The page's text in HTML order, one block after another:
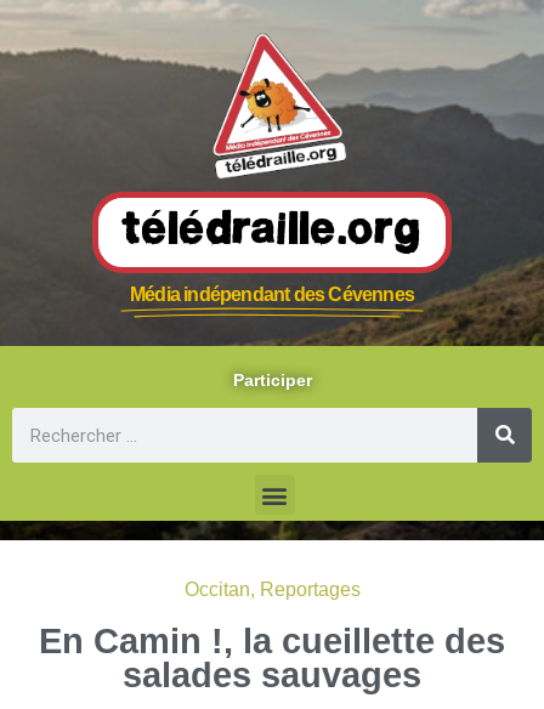
Télédraille.org
Média indépendant des Cévennes
Participer
Occitan, Reportages
En Camin !, la cueillette des
salades sauvages